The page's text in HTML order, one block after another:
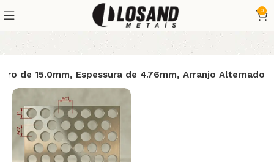
0
de 15.0mm, Espessura de 4.76mm, Arranjo Alternado